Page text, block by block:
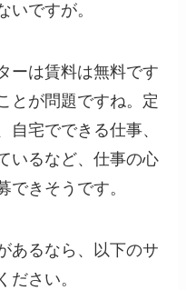
いですが。
ーは賃料は無料です
とが問題ですね。定
自宅でできる仕事、
いるなど、仕事の心
できそうです。
あるなら、以下のサ
ださい。